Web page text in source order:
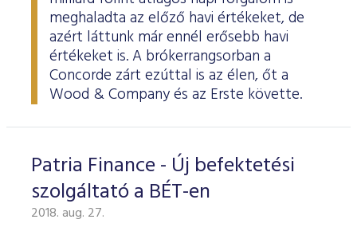
meghaladta az előző havi értékeket, de
azért láttunk már ennél erősebb havi
értékeket is. A brókerrangsorban a
Concorde zárt ezúttal is az élen, őt a
Wood & Company és az Erste követte.
Patria Finance - Új befektetési
szolgáltató a BÉT-en
2018. aug. 27.